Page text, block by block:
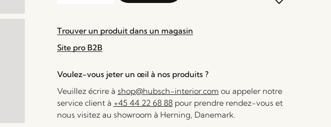
Trouver un produit dans un magasin
Site pro B2B
Voulez-vous jeter un œil à nos produits ?
Veuillez écrire à shop@hubsch-interior.com ou appeler notre
service client à +45 44 22 68 88pour prendre rendez-vous et
nous visitez au showroom à Herning, Danemark.